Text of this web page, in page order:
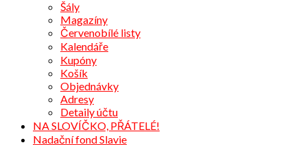
Šály
Magazíny
Červenobílé listy
Kalendáře
Kupóny
Košík
Objednávky
Adresy
Detaily účtu
NA SLOVÍČKO, PŘÁTELÉ!
Nadační fond Slavie